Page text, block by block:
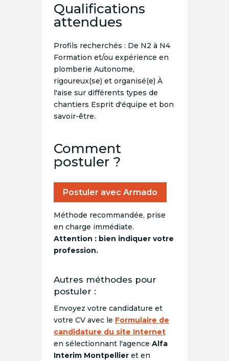
Qualifications
attendues
Profils recherchés : De N2 à N4
Formation et/ou expérience en
plomberie Autonome,
rigoureux(se) et organisé(e) À
l'aise sur différents types de
chantiers Esprit d'équipe et bon
savoir-être.
Comment
postuler ?
Postuler avec Armado
Méthode recommandée, prise
en charge immédiate.
Attention : bien indiquer votre
profession.
Autres méthodes pour
postuler :
Envoyez votre candidature et
votre CV avec le Formulaire de
candidature du site Internet
en sélectionnant l'agence Alfa
Interim Montpellieret en